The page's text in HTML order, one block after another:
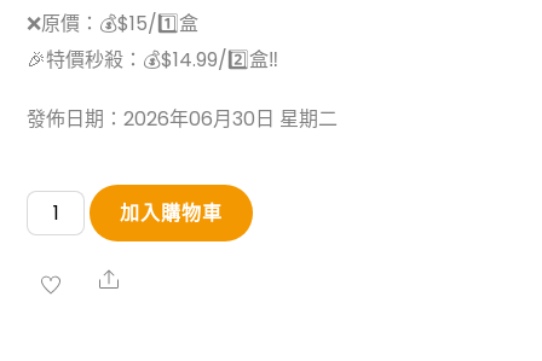
❌原價：💰$15/1️⃣盒
🎉特價秒殺：💰$14.99/2️⃣盒‼
發佈日期：2026年06月30日 星期二
【買
1
送
加入購物車
Share